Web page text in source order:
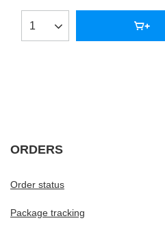
Products quantity
ORDERS
Order status
Package tracking